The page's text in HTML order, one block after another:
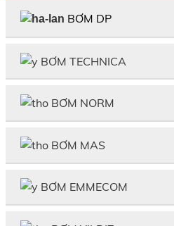
BƠM DP
BƠM TECHNICA
BƠM NORM
BƠM MAS
BƠM EMMECOM